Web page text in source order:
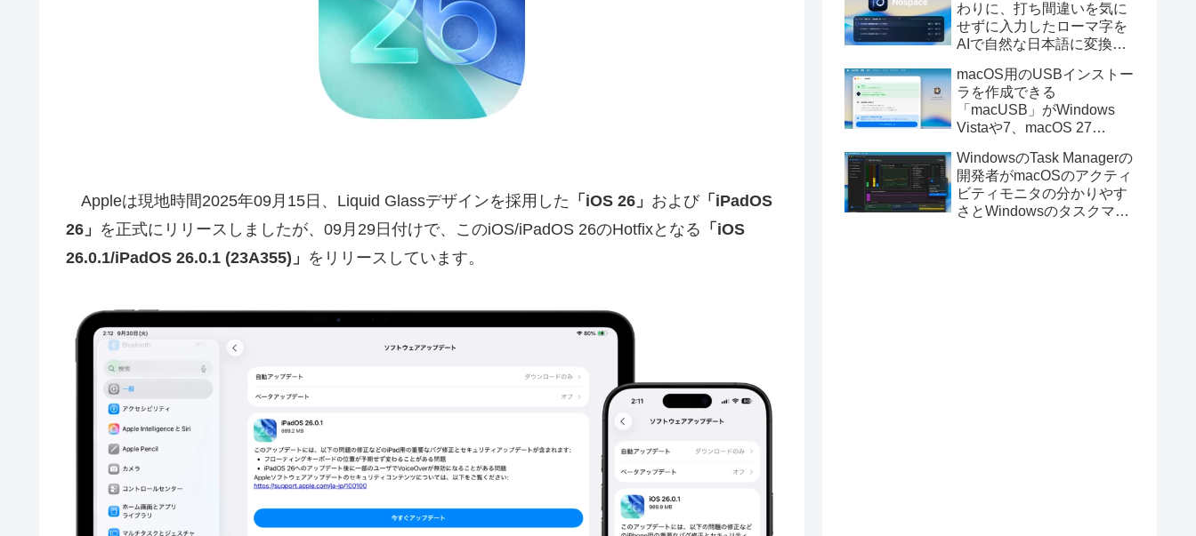
Appleは現地時間2025年09月15日、Liquid Glassデザインを採用した 「iOS 26」 および「iPadOS
26」 を正式にリリースしましたが、09月29日付けで、このiOS/iPadOS 26のHotfixとなる 「iOS
26.0.1/iPadOS 26.0.1 (23A355)」 をリリースしています。
わりに、打ち間違いを気に
せずに入力したローマ字を
AIで自然な日本語に変換し
力アプリ「Nospace」がリ
リース。
macOS用のUSBインストー
ラを作成できる
「macUSB」がWindows
Vistaや7、macOS 27
トーラの作成に対応。
WindowsのTask Managerの
開発者がmacOSのアクティ
ビティモニタの分かりやす
さとWindowsのタスクマネ